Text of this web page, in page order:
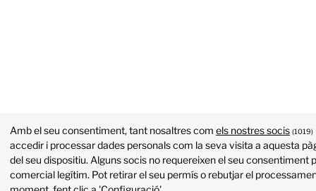
Amb el seu consentiment, tant nosaltres com els nostres socis (1019)
accedir i processar dades personals com la seva visita a aquesta
del seu dispositiu. Alguns socis no requereixen el seu consentiment
comercial legítim. Pot retirar el seu permís o rebutjar el